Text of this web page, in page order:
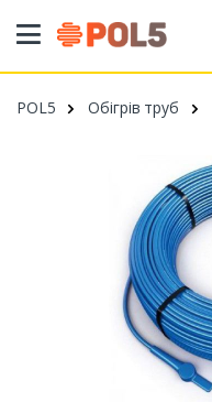
POL5 Обігрів труб